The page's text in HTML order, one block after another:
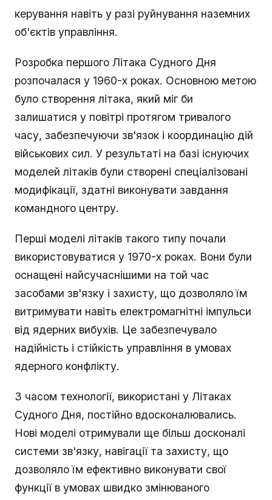
керування навіть у разі руйнування наземних
об'єктів управління.
Розробка першого Літака Судного Дня
розпочалася у 1960-х роках. Основною метою
було створення літака, який міг би
залишатися у повітрі протягом тривалого
часу, забезпечуючи зв'язок і координацію дій
військових сил. У результаті на базі існуючих
моделей літаків були створені спеціалізовані
модифікації, здатні виконувати завдання
командного центру.
Перші моделі літаків такого типу почали
використовуватися у 1970-х роках. Вони були
оснащені найсучаснішими на той час
засобами зв'язку і захисту, що дозволяло їм
витримувати навіть електромагнітні імпульси
від ядерних вибухів. Це забезпечувало
надійність і стійкість управління в умовах
ядерного конфлікту.
З часом технології, використані у Літаках
Судного Дня, постійно вдосконалювались.
Нові моделі отримували ще більш досконалі
системи зв'язку, навігації та захисту, що
дозволяло їм ефективно виконувати свої
функції в умовах швидко змінюваного